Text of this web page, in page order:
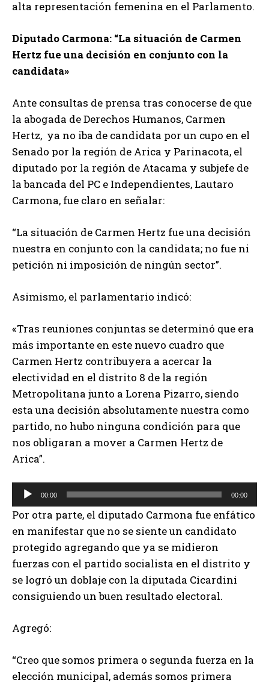
alta representación femenina en el Parlamento.
Diputado Carmona: “La situación de Carmen
Hertz fue una decisión en conjunto con la
candidata»
Ante consultas de prensa tras conocerse de que
la abogada de Derechos Humanos, Carmen
Hertz, ya no iba de candidata por un cupo en el
Senado por la región de Arica y Parinacota, el
diputado por la región de Atacama y subjefe de
la bancada del PC e Independientes, Lautaro
Carmona, fue claro en señalar:
“La situación de Carmen Hertz fue una decisión
nuestra en conjunto con la candidata; no fue ni
petición ni imposición de ningún sector”.
Asimismo, el parlamentario indicó:
«Tras reuniones conjuntas se determinó que era
más importante en este nuevo cuadro que
Carmen Hertz contribuyera a acercar la
electividad en el distrito 8 de la región
Metropolitana junto a Lorena Pizarro, siendo
esta una decisión absolutamente nuestra como
partido, no hubo ninguna condición para que
nos obligaran a mover a Carmen Hertz de
Arica”.
e
p
r
o
d
u
c
o
r
00:00 00:00
Por otra parte, el diputado Carmona fue enfático
en manifestar que no se siente un candidato
protegido agregando que ya se midieron
fuerzas con el partido socialista en el distrito y
se logró un doblaje con la diputada Cicardini
consiguiendo un buen resultado electoral.
Agregó:
“Creo que somos primera o segunda fuerza en la
elección municipal, además somos primera